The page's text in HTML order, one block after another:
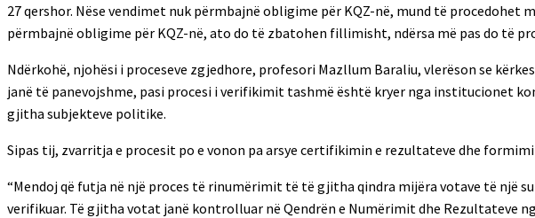
27 qershor. Nëse vendimet nuk përmbajnë obligime për KQZ-në, mund të procedohet
përmbajnë obligime për KQZ-në, ato do të zbatohen fillimisht, ndërsa më pas do të
Ndërkohë, njohësi i proceseve zgjedhore, profesori Mazllum Baraliu, vlerëson se
janë të panevojshme, pasi procesi i verifikimit tashmë është kryer nga institucionet
gjitha subjekteve politike.
Sipas tij, zvarritja e procesit po e vonon pa arsye certifikimin e rezultateve dhe
“Mendoj që futja në një proces të rinumërimit të të gjitha qindra mijëra votave të një
verifikuar. Të gjitha votat janë kontrolluar në Qendrën e Numërimit dhe Rezultateve